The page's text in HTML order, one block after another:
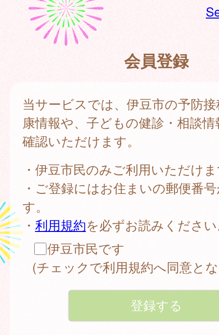
会員登録
当サービスでは、伊豆市の予防
康情報や、子どもの健診・相談
確認いただけます。
・伊豆市民のみご利用いただけ
・ご登録にはお住まいの郵便番
す。
・ 利用規約を必ずお読みくださ
伊豆市民です
(チェックで利用規約へ同意と